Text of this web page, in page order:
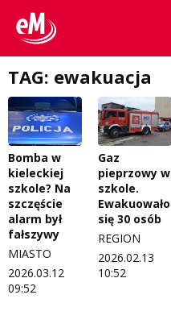
TAG: ewakuacja
Bomba w
kieleckiej
szkole? Na
szczęście
alarm był
fałszywy
MIASTO
2026.03.12
09:52
Gaz
pieprzowy w
szkole.
Ewakuowało
się 30 osób
REGION
2026.02.13
10:52